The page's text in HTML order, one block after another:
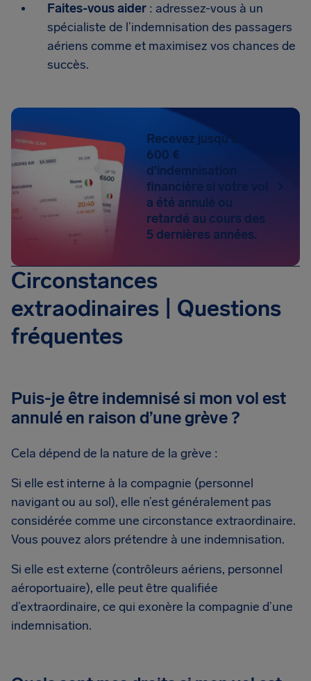
Faites-vous aider : adressez-vous à un
spécialiste de l’indemnisation des passagers
aériens comme et maximisez vos chances de
succès.
Recevez jusqu'à
600 €
d'indemnisation
financière si votre vol
a été annulé ou
retardé au cours des
5 dernières années.
Circonstances
extraodinaires | Questions
fréquentes
Puis-je être indemnisé si mon vol est
annulé en raison d’une grève ?
Cela dépend de la nature de la grève :
Si elle est interne à la compagnie (personnel
navigant ou au sol), elle n’est généralement pas
considérée comme une circonstance extraordinaire.
Vous pouvez alors prétendre à une indemnisation.
Si elle est externe (contrôleurs aériens, personnel
aéroportuaire), elle peut être qualifiée
d’extraordinaire, ce qui exonère la compagnie d’une
indemnisation.